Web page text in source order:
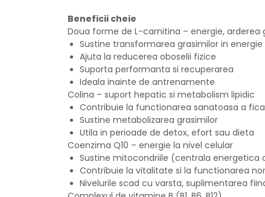
Beneficii cheie
Doua forme de L-carnitina – energie, arderea
Sustine transformarea grasimilor in energie
Ajuta la reducerea oboselii fizice
Suporta performanta si recuperarea
Ideala inainte de antrenamente
Colina – suport hepatic si metabolism lipidic
Contribuie la functionarea sanatoasa a
Sustine metabolizarea grasimilor
Utila in perioade de detox, efort sau dieta
Coenzima Q10 – energie la nivel celular
Sustine mitocondriile (centrala energetica
Contribuie la vitalitate si la functionarea
Nivelurile scad cu varsta, suplimentarea